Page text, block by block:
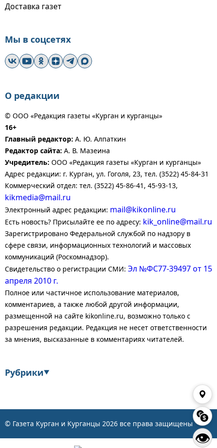
👁
Доставка газет
Мы в соцсетях
О редакции
© ООО «Редакция газеты «Курган и курганцы»
16+
Главный редактор: А. Ю. Алпаткин
Редактор сайта: А. В. Мазеина
Учредитель: ООО «Редакция газеты «Курган и курганцы»
Адрес редакции: г. Курган, ул. Гоголя, 23, тел. (3522) 45-84-31
Коммерческий отдел: тел. (3522) 45-86-41, 45-93-13,
kikmedia@mail.ru
Электронный адрес редакции: mail@kikonline.ru
Есть новость? Присылайте ее по адресу: kik_online@mail.ru
Зарегистрировано Федеральной службой по надзору в
сфере связи, информационных технологий и массовых
коммуникаций (Роскомнадзор).
Свидетельство о регистрации СМИ: Эл №ФС77-39497 от 15
апреля 2010 г.
Полное или частичное использование материалов,
комментариев, а также любой другой информации,
размещенной на сайте kikonline.ru, возможно только с
разрешения редакции. Редакция не несет ответственности
за мнения, высказанные в комментариях читателей.
Рубрики▼
© Газета Курган и Курганцы 2026 все права защищены